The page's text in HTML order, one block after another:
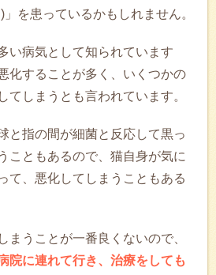
」を患っているかもしれません。
い病気として知られています
化することが多く、いくつかの
てしまうとも言われています。
と指の間が細菌と反応して黒っ
こともあるので、猫自身が気に
て、悪化してしまうこともある
まうことが一番良くないので、
院に連れて行き、治療をしても